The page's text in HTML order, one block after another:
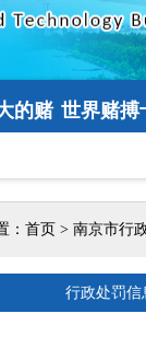
的赌 世界赌搏
： 首页 > 南京市行
行政处罚信